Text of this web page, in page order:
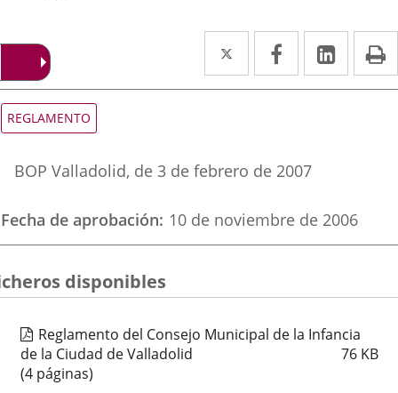
Twitter
Enlace
a
externa.
Facebook
Enlace
a
externa.
Enlace
a
Tipo
de
REGLAMENTO
boletin
BOP Valladolid, de 3 de febrero de 2007
Fecha de aprobación 10 de noviembre de 2006
disponibles
Reglamento del Consejo Municipal de la Infancia
de la Ciudad de Valladolid
76 KB
(4 páginas)